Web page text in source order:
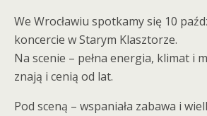
We Wrocławiu spotkamy się 10
koncercie w Starym Klasztorze.
Na scenie – pełna energia, klimat i
znają i cenią od lat.
Pod sceną – wspaniała zabawa i